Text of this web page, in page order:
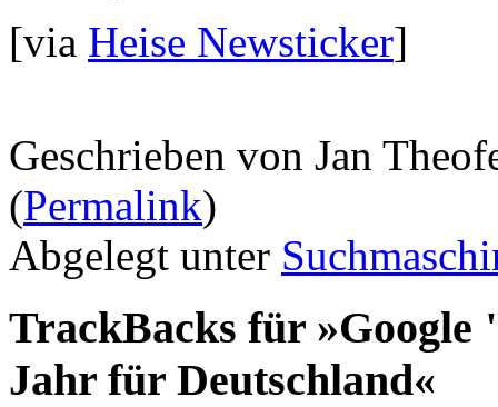
[via Heise Newsticker]
Geschrieben von Jan
(Permalink)
Abgelegt unter
TrackBacks für »Google
Jahr für Deutschland«